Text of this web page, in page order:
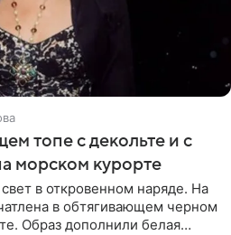
топе с декольте и с
морском курорте
в откровенном наряде. На
в обтягивающем черном
Образ дополнили белая